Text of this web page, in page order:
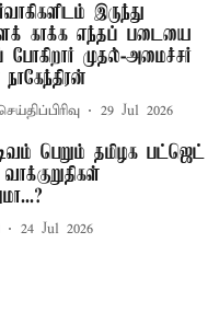
இருந்து
காக்க எந்தப் படையை
முதல்-அமைச்சர்
29 Jul 2026
பெறும் தமிழக பட்ஜெட்
24 Jul 2026